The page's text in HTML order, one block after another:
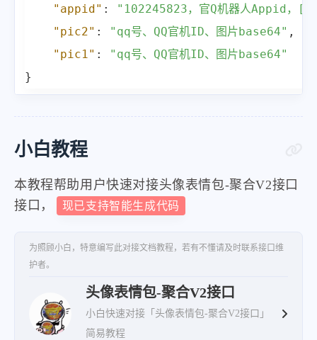
"appid" :
"102245823，官Q机器人Appid，
"pic2" : "qq号、QQ官机ID、图片base64" ,
"pic1" :
"qq号、QQ官机ID、图片base64"
}
小白教程
本教程帮助用户快速对接头像表情包-聚合V2接口
接口，
现已支持智能生成代码
为照顾小白，特意编写此对接文档教程，若有不懂请及时联系接口维
护者。
头像表情包-聚合V2接口
小白快速对接「头像表情包-聚合V2接口」
简易教程